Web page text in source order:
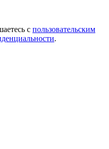
с пользовательским
.